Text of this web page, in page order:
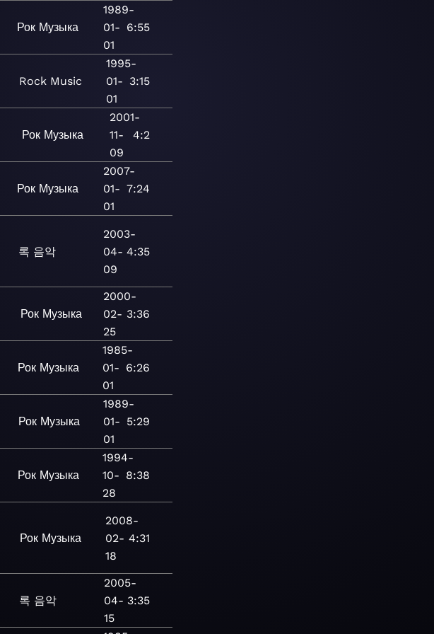
Рок Музыка
1989-
01-
01
6:55
Rock Music
1995-
01-
01
3:15
Рок Музыка
2001-
11-
09
4:2
Рок Музыка
2007-
01-
01
7:24
록 음악
2003-
04-
09
4:35
Рок Музыка
2000-
02-
25
3:36
Рок Музыка
1985-
01-
01
6:26
Рок Музыка
1989-
01-
01
5:29
Рок Музыка
1994-
10-
28
8:38
Рок Музыка
2008-
02-
18
4:31
록 음악
2005-
04-
15
3:35